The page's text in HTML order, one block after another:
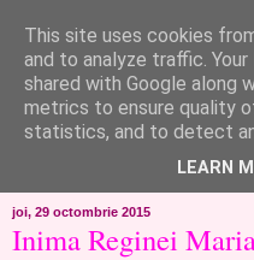
like ?...or not!
..de toate!!!!!..alandala...cum
chef..incercate pe pielea mea..
joi, 29 octombrie 2015
Inima Reginei
This site uses cookies
and to analyze traffic.
shared with Google along
metrics to ensure quality
statistics, and to detect
LEARN